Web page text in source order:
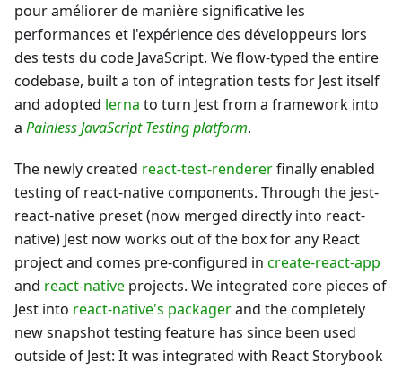
pour améliorer de manière significative les
performances et l'expérience des développeurs lors
des tests du code JavaScript. We flow-typed the entire
codebase, built a ton of integration tests for Jest itself
and adopted lerna to turn Jest from a framework into
a Painless JavaScript Testing platform.
The newly created react-test-rendererfinally enabled
testing of react-native components. Through the jest-
react-native preset (now merged directly into react-
native) Jest now works out of the box for any React
project and comes pre-configured in create-react-app
and react-native projects. We integrated core pieces of
Jest into react-native's packagerand the completely
new snapshot testing feature has since been used
outside of Jest: It was integrated with React Storybook